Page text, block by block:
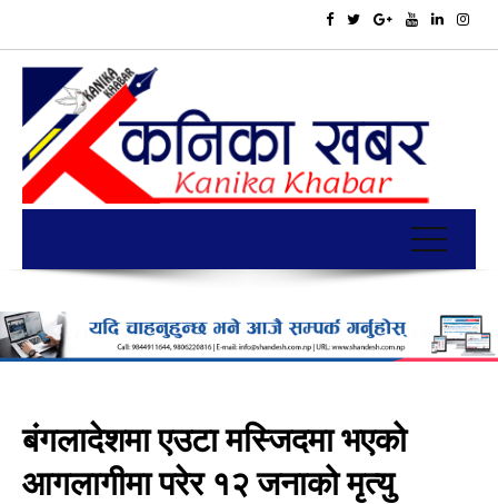
बंगलादेशमा एउटा मस्जिदमा भएको
आगलागीमा परेर १२ जनाको मृत्यु